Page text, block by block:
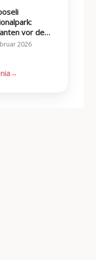
vor dem
2026
→